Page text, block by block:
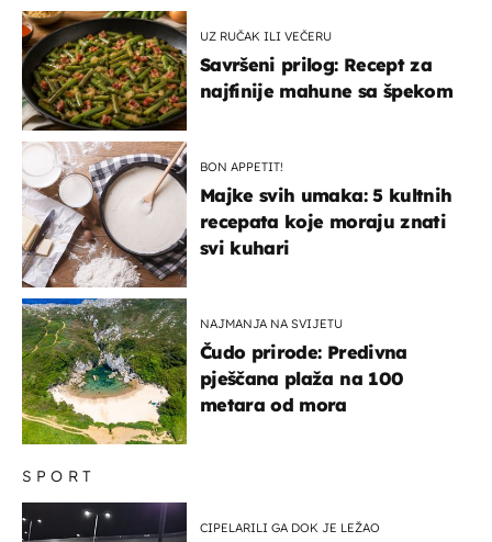
SPORT
CIPELARILI GA DOK JE LEŽAO
UZ RUČAK ILI VEČERU
Savršeni prilog: Recept za
najfinije mahune sa špekom
BON APPETIT!
Majke svih umaka: 5 kultnih
recepata koje moraju znati
svi kuhari
NAJMANJA NA SVIJETU
Čudo prirode: Predivna
pješčana plaža na 100
metara od mora